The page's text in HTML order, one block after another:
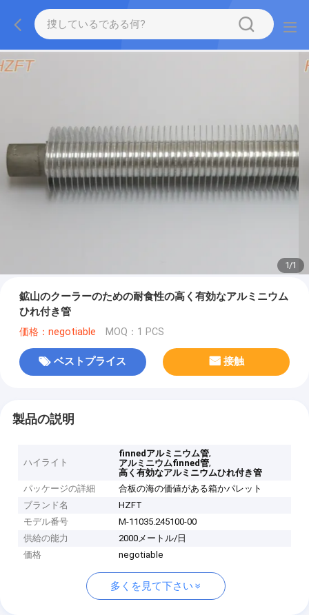
1/1
鉱山のクーラーのための耐食性の高く有効なアルミニウム
ひれ付き管
価格：negotiable MOQ：1 PCS
ベストプライス 接触
製品の説明
ハイライト
finnedアルミニウム管,
アルミニウムfinned管,
高く有効なアルミニウムひれ付き管
パッケージの詳細
合板の海の価値がある箱かパレット
ブランド名
HZFT
モデル番号
M-11035.245100-00
供給の能力
2000メートル/日
価格
negotiable
多くを見て下さい